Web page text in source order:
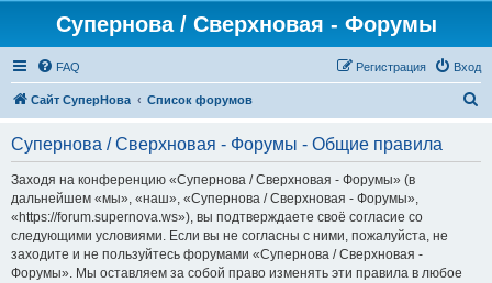
Супернова / Сверхновая - Форумы
FAQ Вход
Регистрация
Сайт СуперНова Список форумов
Супернова / Сверхновая - Форумы - Общие правила
Заходя на конференцию «Супернова / Сверхновая - Форумы» (в
дальнейшем «мы», «наш», «Супернова / Сверхновая - Форумы»,
«https://forum.supernova.ws»), вы подтверждаете своё согласие со
следующими условиями. Если вы не согласны с ними, пожалуйста, не
заходите и не пользуйтесь форумами «Супернова / Сверхновая -
Форумы». Мы оставляем за собой право изменять эти правила в любое